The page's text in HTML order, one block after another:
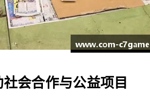
会合作与公益项目